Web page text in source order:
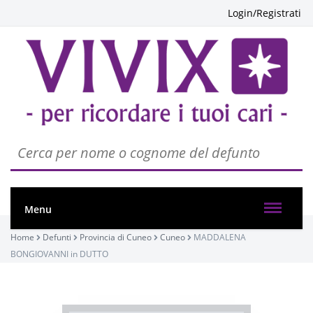
Login/Registrati
Menu
Home Defunti Provincia di Cuneo Cuneo
MADDALENA
BONGIOVANNI in DUTTO